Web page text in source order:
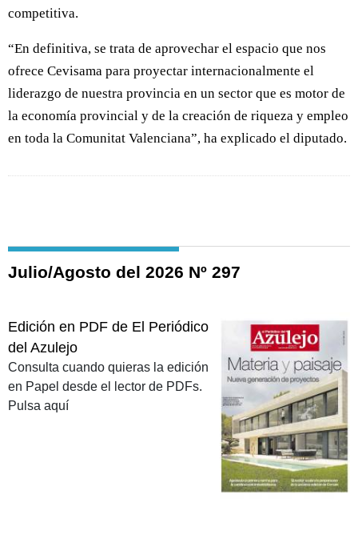
competitiva.
“En definitiva, se trata de aprovechar el espacio que nos
ofrece Cevisama para proyectar internacionalmente el
liderazgo de nuestra provincia en un sector que es motor de
la economía provincial y de la creación de riqueza y empleo
en toda la Comunitat Valenciana”, ha explicado el diputado.
Julio/Agosto del 2026 Nº 297
Edición en PDF de El Periódico
del Azulejo
Consulta cuando quieras la edición
en Papel desde el lector de PDFs.
Pulsa aquí